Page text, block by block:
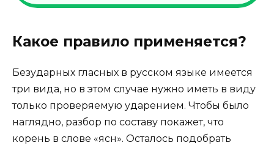
Какое правило применяется?
Безударных гласных в русском языке имеется
три вида, но в этом случае нужно иметь в виду
только проверяемую ударением. Чтобы было
наглядно, разбор по составу покажет, что
корень в слове «ясн». Осталось подобрать